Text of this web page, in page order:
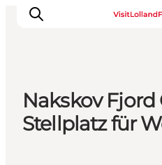
Natur und
Familienurlaub
Nakskov
Stellplatz für